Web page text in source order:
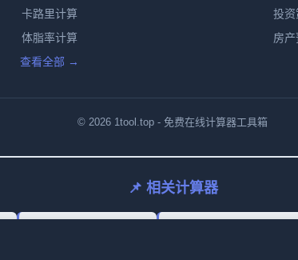
卡路里计算
体脂率计算
查看全部 →
投资
房产
© 2026 1tool.top - 免费在线计算器工具箱
📌 相关计算器